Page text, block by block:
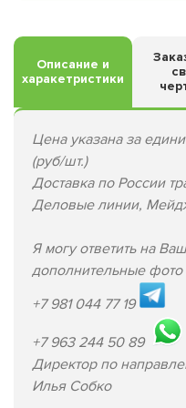
Описание и
харакетристики
Цена указана за
(руб/шт.)
Доставка по России
Деловые линии,
Я могу ответить на
дополнительные фото
+7 981 044 77 19
+7 963 244 50 89
Директор по
Илья Собко